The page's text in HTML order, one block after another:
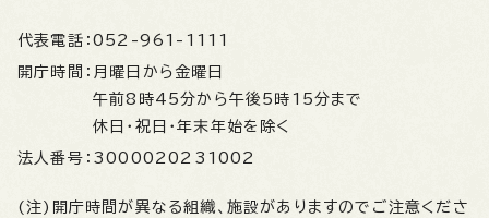
代表電話： 052-961-1111
開庁時間： 月曜日から金曜日
午前8時45分から午後5時15分まで
休日・祝日・年末年始を除く
法人番号： 3000020231002
(注)開庁時間が異なる組織、施設がありますのでご注意くださ